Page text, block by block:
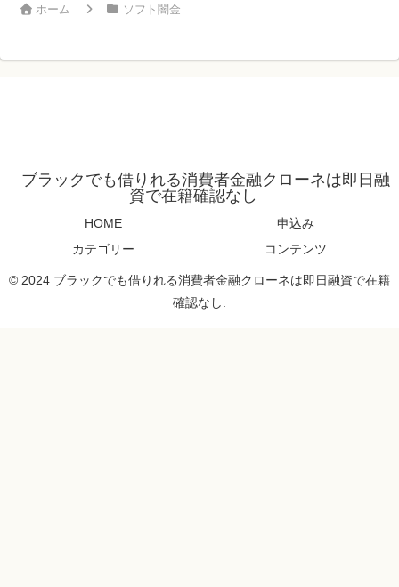
ホーム ソフト闇金
ブラックでも借りれる消費者金融クローネは即日融
資で在籍確認なし
HOME
申込み
カテゴリー
コンテンツ
© 2024 ブラックでも借りれる消費者金融クローネは即日融資で在籍
確認なし.